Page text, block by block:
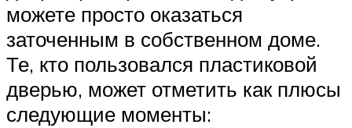
можете просто оказаться
заточенным в собственном доме.
Те, кто пользовался пластиковой
дверью, может отметить как плюсы
следующие моменты: